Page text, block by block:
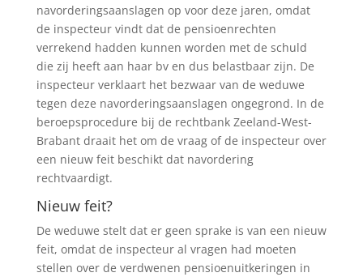
navorderingsaanslagen op voor deze jaren, omdat
de inspecteur vindt dat de pensioenrechten
verrekend hadden kunnen worden met de schuld
die zij heeft aan haar bv en dus belastbaar zijn. De
inspecteur verklaart het bezwaar van de weduwe
tegen deze navorderingsaanslagen ongegrond. In de
beroepsprocedure bij de rechtbank Zeeland-West-
Brabant draait het om de vraag of de inspecteur over
een nieuw feit beschikt dat navordering
rechtvaardigt.
Nieuw feit?
De weduwe stelt dat er geen sprake is van een nieuw
feit, omdat de inspecteur al vragen had moeten
stellen over de verdwenen pensioenuitkeringen in